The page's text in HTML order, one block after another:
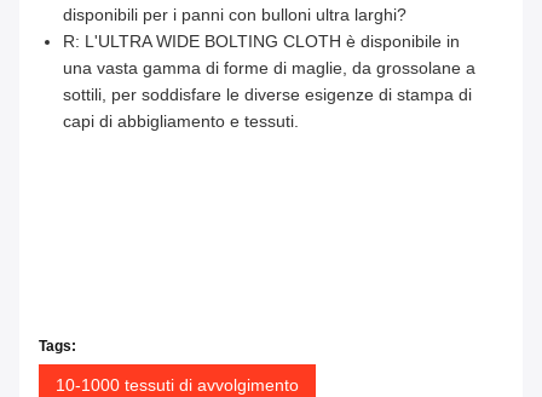
disponibili per i panni con bulloni ultra larghi?
R: L'ULTRA WIDE BOLTING CLOTH è disponibile in
una vasta gamma di forme di maglie, da grossolane a
sottili, per soddisfare le diverse esigenze di stampa di
capi di abbigliamento e tessuti.
Tags:
10-1000 tessuti di avvolgimento